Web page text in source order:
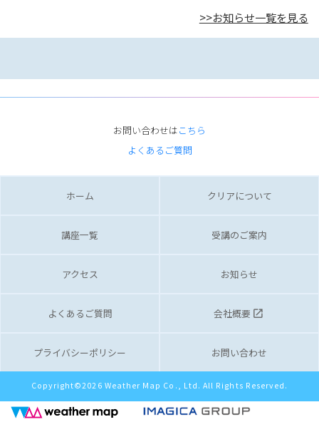
>>お知らせ一覧を見る
お問い合わせはこちら
よくあるご質問
ホーム クリアについて
講座一覧 受講のご案内
アクセス お知らせ
よくあるご質問 会社概要 launch
プライバシーポリシー お問い合わせ
Copyright©2026 Weather Map Co., Ltd. All Rights Reserved.